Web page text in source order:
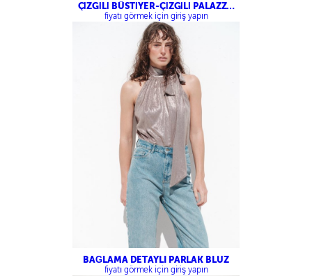
ÇİZGİLİ BÜSTİYER-ÇİZGİLİ PALAZZO
PANTOLON
fiyatı görmek için giriş yapın
BAĞLAMA DETAYLI PARLAK BLUZ
fiyatı görmek için giriş yapın